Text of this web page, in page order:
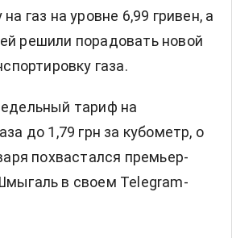
газ на уровне 6,99 гривен, а
решили порадовать новой
газа.
тариф на
до 1,79 грн за кубометр, о
похвастался премьер-
в своем Telegram-